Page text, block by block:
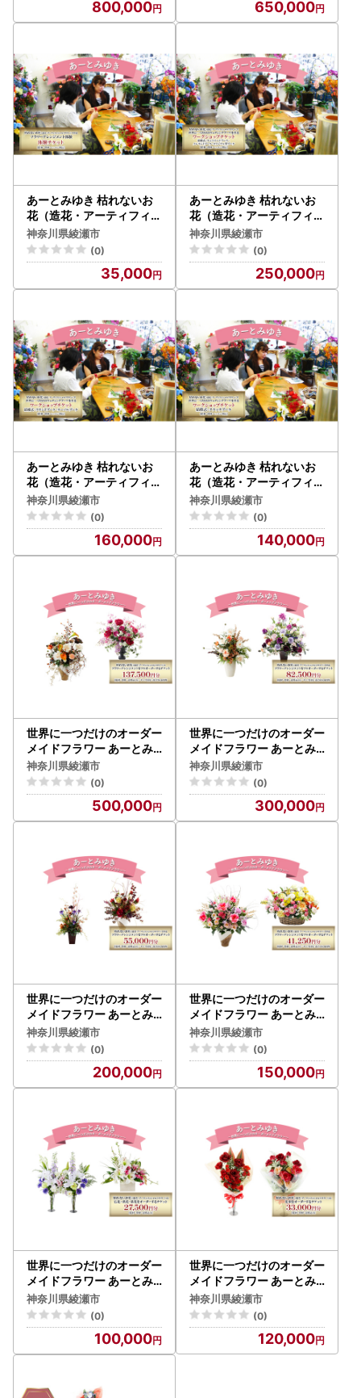
作るフラワーアレンジメン
トをフルオーダーするチケ
800,000
るフラワーアレンジメント
をフルオーダーするチケッ
650,000
あーとみゆき 枯れないお
花（造花・アーティフィシ
ャルフラワー）で作るフラ
ワーアレンジメント体験チ
ケット 花材 資材 レッスン
神奈川県綾瀬市
(0)
35,000
あーとみゆき 枯れないお
花（造花・アーティフィシ
ャルフラワー）で世界に一
つだけのウェディングブー
ケを作るワークショップチ
ケット 結婚式 キャスケー
ドブーケ クレセントブー
材 資材 レッスン料込
神奈川県綾瀬市
(0)
250,000
あーとみゆき 枯れないお
花（造花・アーティフィシ
ャルフラワー）で世界に一
つだけのウェディングブー
ケを作るワークショップチ
ケット 結婚式 ラウンドブ
ーケ オーバルブーケ 花材
神奈川県綾瀬市
(0)
160,000
あーとみゆき 枯れないお
花（造花・アーティフィシ
ャルフラワー）で世界に一
つだけのウェディングブー
ケを作るワークショップチ
ケット 結婚式 クラッチブ
ーケ 花材 資材 レッスン料
神奈川県綾瀬市
(0)
140,000
世界に一つだけのオーダー
メイドフラワー あーとみ
ゆき 枯れないお花（造花
・アーティフィシャルフラ
ワー）で作るフラワーアレ
ンジメントをフルオーダー
するチケット 137,500円
神奈川県綾瀬市
(0)
500,000
世界に一つだけのオーダー
メイドフラワー あーとみ
ゆき 枯れないお花（造花
・アーティフィシャルフラ
ワー）で作るフラワーアレ
ンジメントをフルオーダー
するチケット 82,500円
神奈川県綾瀬市
(0)
300,000
世界に一つだけのオーダー
メイドフラワー あーとみ
ゆき 枯れないお花（造花
・アーティフィシャルフラ
ワー）で作るフラワーアレ
ンジメントをフルオーダー
するチケット 55,000円
神奈川県綾瀬市
(0)
200,000
世界に一つだけのオーダー
メイドフラワー あーとみ
ゆき 枯れないお花（造花
・アーティフィシャルフラ
ワー) で作るフラワーアレ
ンジメントをフルオーダー
するチケット 41,250円
神奈川県綾瀬市
(0)
150,000
世界に一つだけのオーダー
メイドフラワー あーとみ
ゆき 枯れないお花 (造花・
アーティフィシャルフラワ
ー) の仏花・供花・墓花・
をオーダーするチケット2
7,500円分 花材 資材 送料
神奈川県綾瀬市
(0)
100,000
世界に一つだけのオーダー
メイドフラワー あーとみ
ゆき 枯れないお花 (造花・
アーティフィシャルフラワ
ー) の花束をオーダーする
チケット 33,000円分 花
材 資材 送料込み
神奈川県綾瀬市
(0)
120,000